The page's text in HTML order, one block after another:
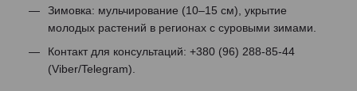
Зимовка: мульчирование (10–15 см), укрытие
молодых растений в регионах с суровыми зимами.
Контакт для консультаций: +380 (96) 288-85-44
(Viber/Telegram).